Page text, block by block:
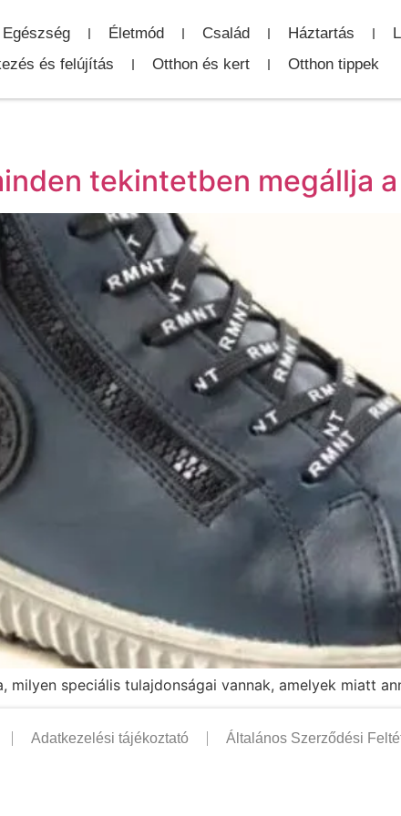
Egészség Életmód Család Háztartás
és felújítás
Otthon és kert Otthon tippek
tekintetben megállja
speciális tulajdonságai vannak, amelyek miatt
Adatkezelési tájékoztató Általános Szerződési